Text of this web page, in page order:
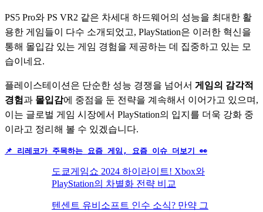
PS5 Pro와 PS VR2 같은 차세대 하드웨어의 성능을 최대한 활
용한 게임들이 다수 소개되었고, PlayStation은 이러한 혁신을
통해 몰입감 있는 게임 경험을 제공하는 데 집중하고 있는 모
습이네요.
플레이스테이션은 단순한 성능 경쟁을 넘어서 게임의 감각적
경험과 몰입감에 중점을 둔 전략을 계속해서 이어가고 있으며,
이는 글로벌 게임 시장에서 PlayStation의 입지를 더욱 강화 중
이라고 정리해 볼 수 있겠습니다.
📌 리레코가 주목하는 요즘 게임, 요즘 이슈 더보기 👀
도쿄게임쇼 2024 하이라이트! Xbox와
PlayStation의 차별화 전략 비교
텐센트 유비소프트 인수 소식? 만약 그